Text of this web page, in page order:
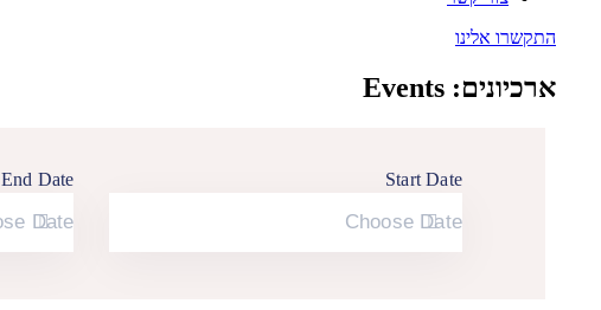
התקשרו אלינו
ארכיונים: Events
Start Date
End Date